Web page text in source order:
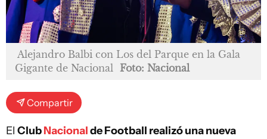
Alejandro Balbi con Los del Parque en la Gala
Gigante de Nacional Foto: Nacional
Compartir
El ClubNacionalde Football realizó una nueva